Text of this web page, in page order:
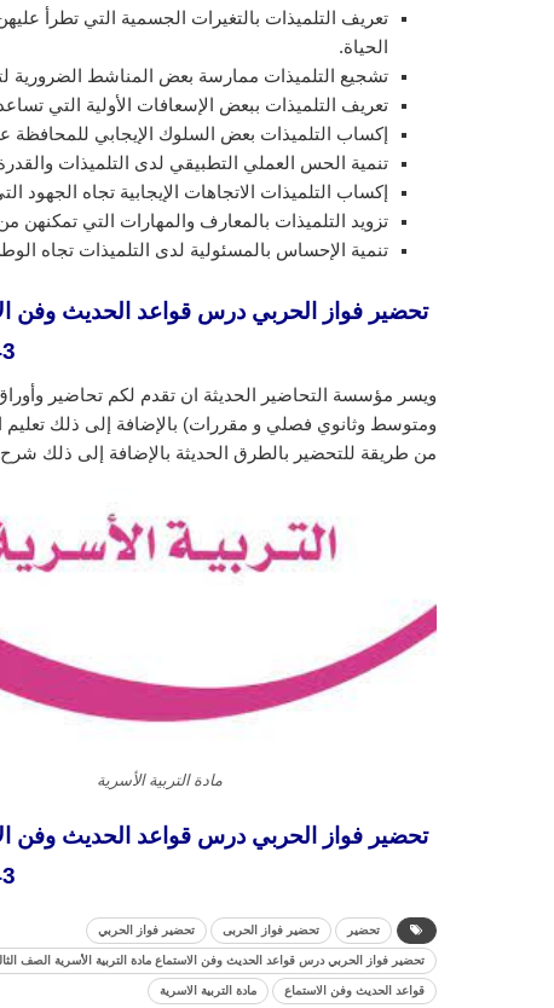
تعريف التلميذات بالتغيرات الجسمية التي تطرأ
الحياة.
تشجيع التلميذات ممارسة بعض المناشط الضرورية
تعريف التلميذات ببعض الإسعافات الأولية التي
إكساب التلميذات بعض السلوك الإيجابي للمحافظة
تنمية الحس العملي التطبيقي لدى التلميذات
إكساب التلميذات الاتجاهات الإيجابية تجاه الجهود
تزويد التلميذات بالمعارف والمهارات التي تمكنهن
تنمية الإحساس بالمسئولية لدى التلميذات تجاه
تحضير فواز الحربي درس قواعد الحديث وفن
ويسر مؤسسة التحاضير الحديثة ان تقدم لكم تحاضير
ومتوسط وثانوي فصلي و مقررات) بالإضافة إلى ذلك تعليم
من طريقة للتحضير بالطرق الحديثة بالإضافة إلى ذلك
مادة التربية الأسرية
تحضير فواز الحربي درس قواعد الحديث وفن
تحضير تحضير فواز الحربى تحضير فواز الحربي
تحضير فواز الحربي درس قواعد الحديث وفن الاستماع مادة التربية الأسرية الصف الثالث
قواعد الحديث وفن الاستماع مادة التربية الاسرية